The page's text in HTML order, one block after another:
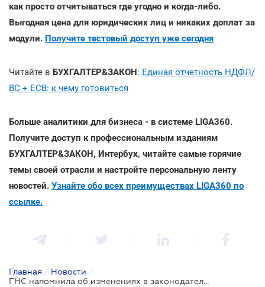
как просто отчитываться где угодно и когда-либо.
Выгодная цена для юридических лиц и никаких доплат за
модули. Получите тестовый доступ уже сегодня
Читайте в БУХГАЛТЕР&ЗАКОН: Единая отчетность НДФЛ/
ВС + ЕСВ: к чему готовиться
Больше аналитики для бизнеса - в системе LIGA360.
Получите доступ к профессиональным изданиям
БУХГАЛТЕР&ЗАКОН, Интербух, читайте самые горячие
темы своей отрасли и настройте персональную ленту
новостей. Узнайте обо всех преимуществах LIGA360 по
ссылке.
Главная / Новости /
ГНС напомнила об изменениях в законодательстве относительно отчетности по ЕСВ